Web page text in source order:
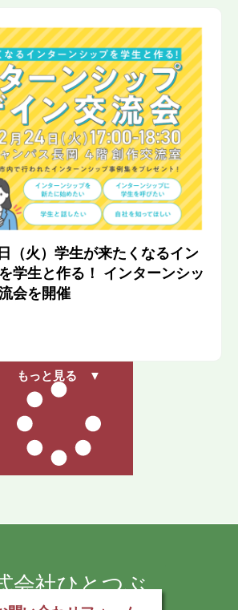
（火）学生が来たくなるイン
学生と作る！ インターンシッ
会を開催
もっと見る ▼
会社ひとつぶ